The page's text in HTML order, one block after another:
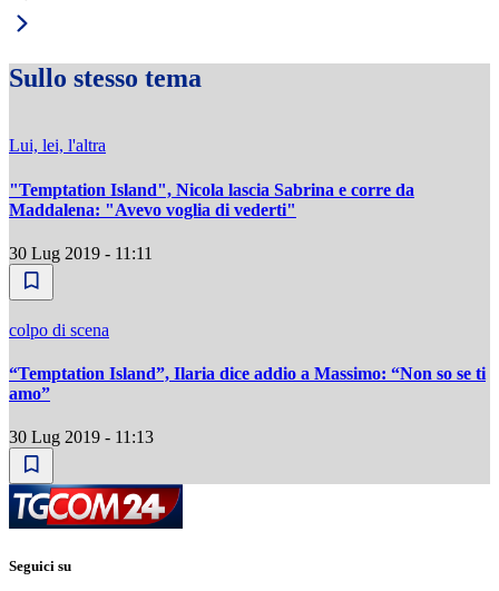
Sullo stesso tema
Lui, lei, l'altra
"Temptation Island", Nicola lascia Sabrina e corre da
Maddalena: "Avevo voglia di vederti"
30 Lug 2019 - 11:11
colpo di scena
“Temptation Island”, Ilaria dice addio a Massimo: “Non so se ti
amo”
30 Lug 2019 - 11:13
Seguici su